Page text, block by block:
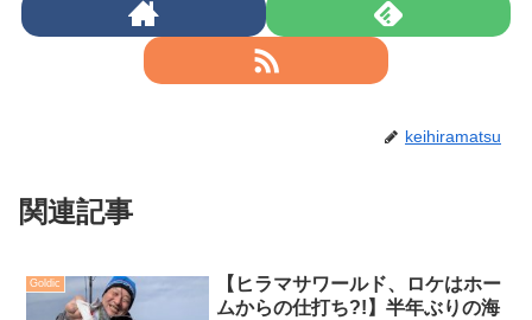
keihiramatsu
関連記事
Goldic
【ヒラマサワールド、ロケはホー
ムからの仕打ち?!】半年ぶりの海